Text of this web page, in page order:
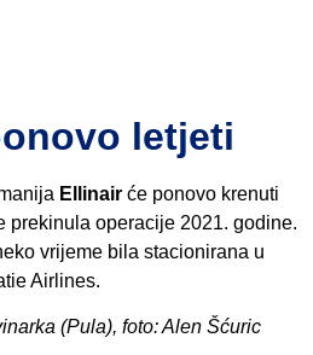
letjeti
Ellinair će ponovo krenuti
prekinula operacije 2021. godine.
vrijeme bila stacionirana u
Airlines.
(Pula), foto: Alen Šćuric